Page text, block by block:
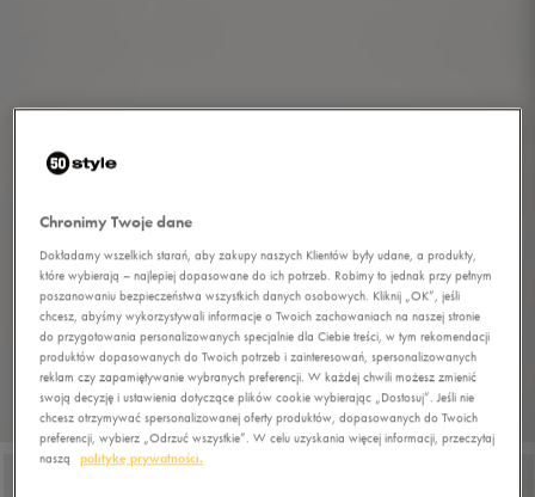
Chronimy Twoje dane
Dokładamy wszelkich starań, aby zakupy naszych Klientów były udane, a produkty,
które wybierają – najlepiej dopasowane do ich potrzeb. Robimy to jednak przy pełnym
poszanowaniu bezpieczeństwa wszystkich danych osobowych. Kliknij „OK”, jeśli
chcesz, abyśmy wykorzystywali informacje o Twoich zachowaniach na naszej stronie
do przygotowania personalizowanych specjalnie dla Ciebie treści, w tym rekomendacji
produktów dopasowanych do Twoich potrzeb i zainteresowań, spersonalizowanych
reklam czy zapamiętywanie wybranych preferencji. W każdej chwili możesz zmienić
swoją decyzję i ustawienia dotyczące plików cookie wybierając „Dostosuj”. Jeśli nie
chcesz otrzymywać spersonalizowanej oferty produktów, dopasowanych do Twoich
preferencji, wybierz „Odrzuć wszystkie”. W celu uzyskania więcej informacji, przeczytaj
naszą
politykę prywatności.